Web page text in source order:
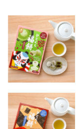
Thành phần:Bột
chất tạo ngọt
phenylalanine,
oxit silic mịn, VC,
(hoa dành dành,